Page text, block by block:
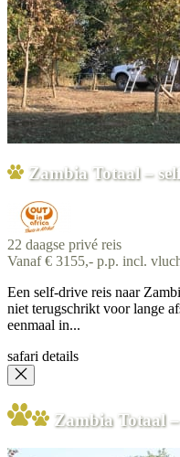
Zambia Totaal –
22 daagse privé reis
Vanaf € 3155,- p.p. incl.
Een self-drive reis naar
niet terugschrikt voor lange
eenmaal in...
safari details
Zambia Totaal –